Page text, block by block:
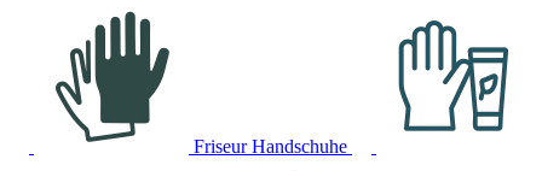
Friseur Handschuhe